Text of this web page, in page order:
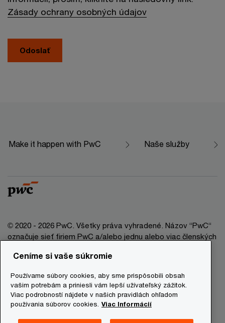
Zásady ochrany osobných údajov
Odoslať
Make it happen with PwC Naše služby
© 2020 - 2026 PwC. Všetky práva vyhradené. Názov “PwC“
označuje sieť firiem PwC a/alebo jednu alebo viac členských
informácie nájdete na stránke www.pwc.com/structure.
Právna doložka
Ochrana osobných údajov
Ceníme si vaše súkromie
Používame súbory cookies, aby sme prispôsobili obsah
vašim potrebám a priniesli vám lepší užívateľský zážitok.
Viac podrobností nájdete v našich pravidlách ohľadom
používania súborov cookies. Viac Informácií